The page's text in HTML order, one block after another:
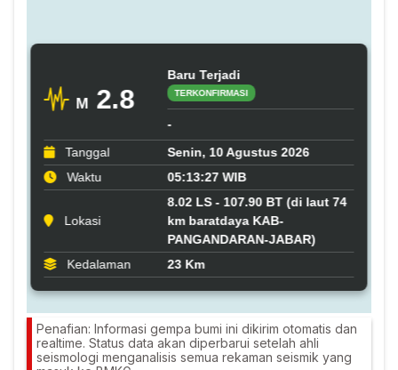
Penafian: Informasi gempa bumi ini dikirim otomatis dan
realtime. Status data akan diperbarui setelah ahli
seismologi menganalisis semua rekaman seismik yang